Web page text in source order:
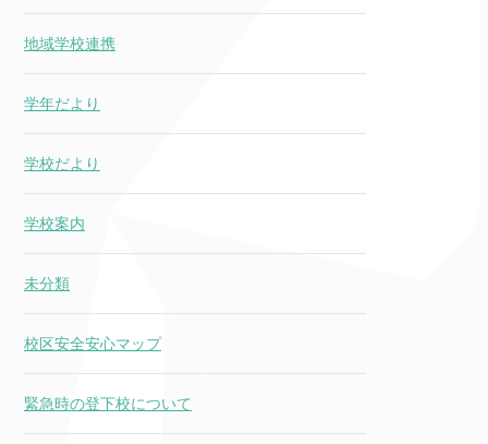
地域学校連携
学年だより
学校だより
学校案内
未分類
校区安全安心マップ
緊急時の登下校について